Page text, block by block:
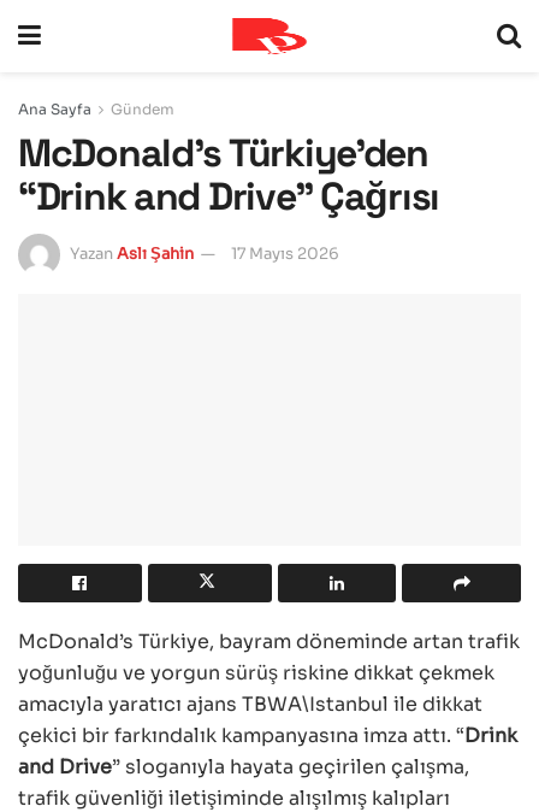
Ana Sayfa Gündem
McDonald’s Türkiye’den
“Drink and Drive” Çağrısı
Yazan Aslı Şahin 17 Mayıs 2026
McDonald’s Türkiye, bayram döneminde artan trafik
yoğunluğu ve yorgun sürüş riskine dikkat çekmek
amacıyla yaratıcı ajans TBWA\Istanbul ile dikkat
çekici bir farkındalık kampanyasına imza attı. “Drink
and Drive” sloganıyla hayata geçirilen çalışma,
trafik güvenliği iletişiminde alışılmış kalıpları